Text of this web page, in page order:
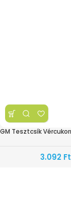
3.092 Ft